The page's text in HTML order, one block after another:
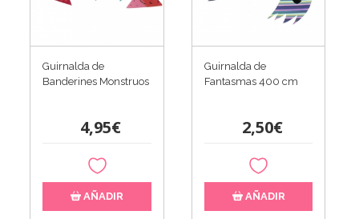
Guirnalda de
Banderines Monstruos
4,95€
AÑADIR
Guirnalda de
Fantasmas 400 cm
2,50€
AÑADIR